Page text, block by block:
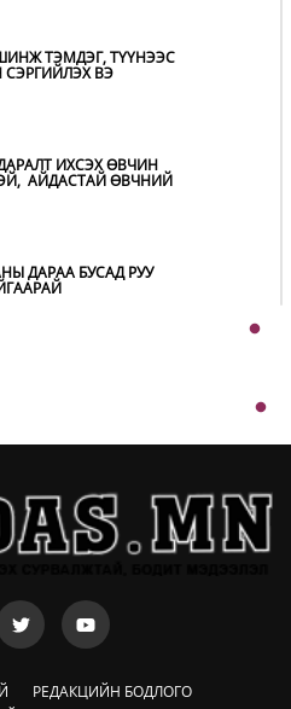
УЧРААС
ФЕСТИВАЛЬ 8-Р САРЫН
ХҮРЭЭЛЭНД
ТЭМДЭГ, ТҮҮНЭЭС
СЭРГИЙЛЭХ ВЭ
ИХСЭХ ӨВЧИН
АЙДАСТАЙ ӨВЧНИЙ
ДАРАА БУСАД РУУ
БААЗУУД
Н.ОЮУНСҮРЭН
“БАНТАН”
РЕДАКЦИЙН БОДЛОГО